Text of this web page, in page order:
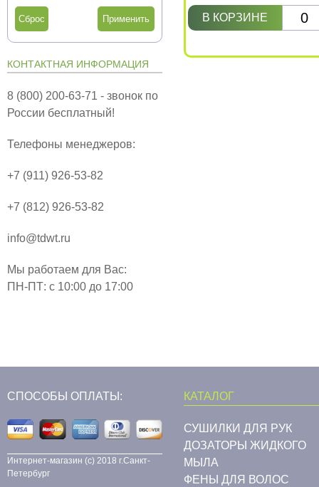
Сброс
КОНТАКТНАЯ ИНФОРМАЦИЯ
8 (800) 200-63-71 - звонок по
России бесплатный!
Телефоны менеджеров:
+7 (911) 926-53-82
+7 (812) 926-53-82
info@tdwt.ru
Мы работаем для Вас:
ПН-ПТ: с 10:00 до 17:00
В КОРЗИНЕ
СПОСОБЫ ОПЛАТЫ:
Интернет-магазин (c) 2018 г.Санкт-
Петербург
КАТАЛОГ
СУШИЛКИ ДЛЯ РУК
ДОЗАТОРЫ ЖИДКОГО
МЫЛА
ФЕНЫ ДЛЯ ВОЛОС